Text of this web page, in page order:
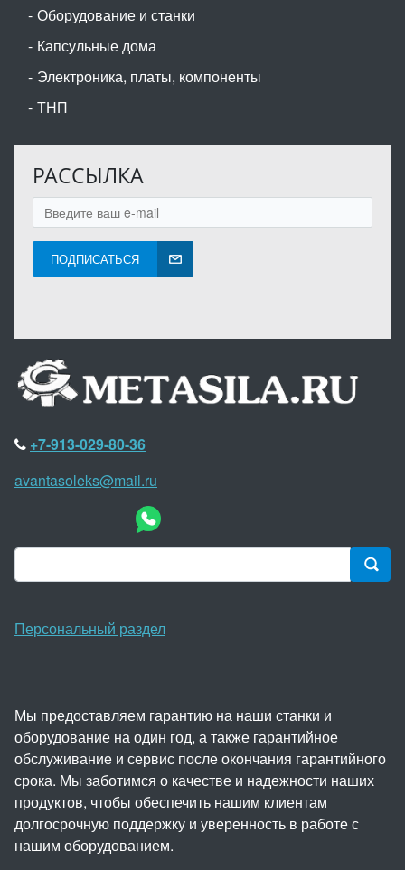
Оборудование и станки
Капсульные дома
Электроника, платы, компоненты
ТНП
РАССЫЛКА
ПОДПИСАТЬСЯ
+7-913-029-80-36
avantasoleks@mail.ru
Персональный раздел
Мы предоставляем гарантию на наши станки и
оборудование на один год, а также гарантийное
обслуживание и сервис после окончания гарантийного
срока. Мы заботимся о качестве и надежности наших
продуктов, чтобы обеспечить нашим клиентам
долгосрочную поддержку и уверенность в работе с
нашим оборудованием.